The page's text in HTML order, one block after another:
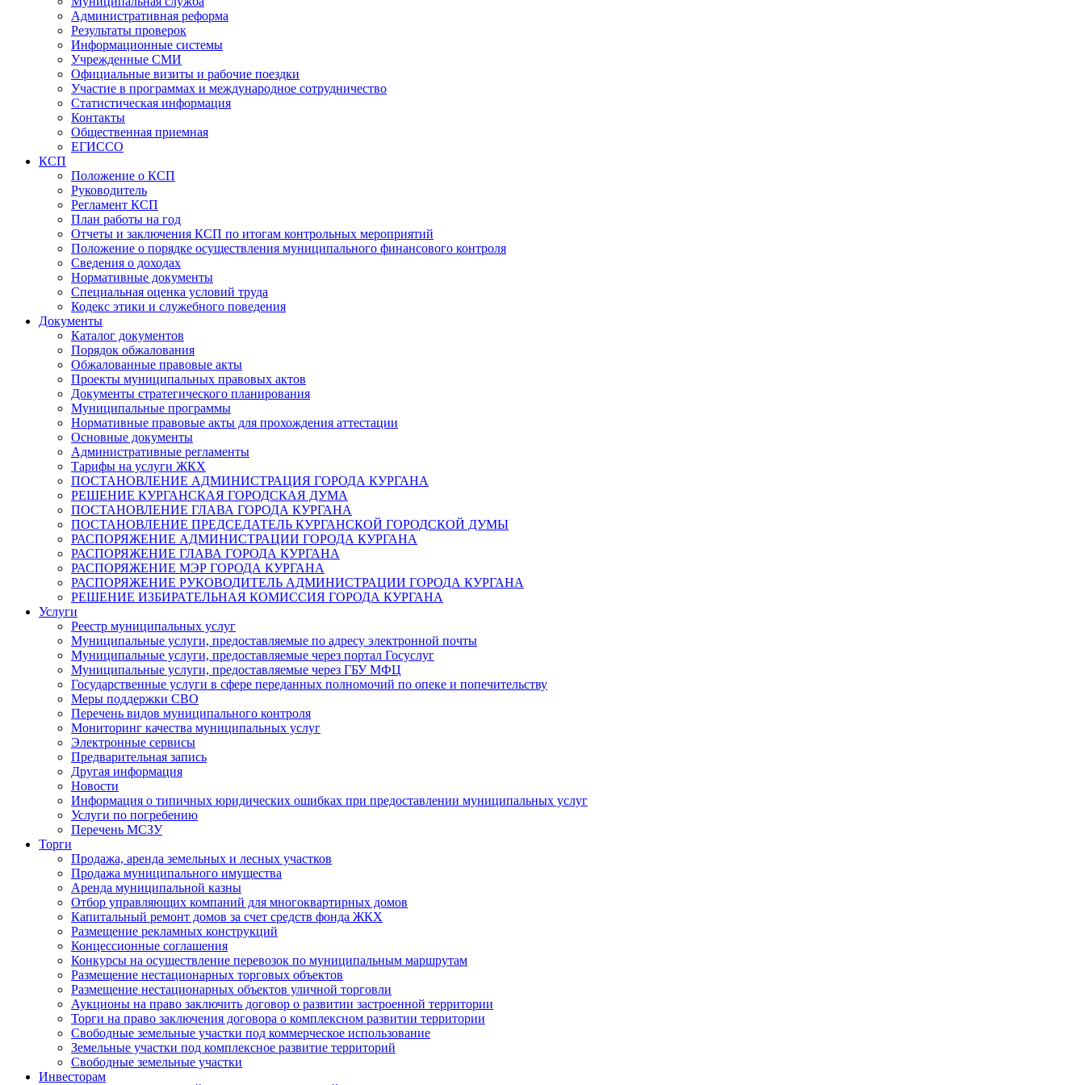
Административная реформа
Результаты проверок
Информационные системы
Учрежденные СМИ
Официальные визиты и рабочие поездки
Участие в программах и международное сотрудничество
Статистическая информация
Контакты
Общественная приемная
ЕГИССО
КСП
Положение о КСП
Руководитель
Регламент КСП
План работы на год
Отчеты и заключения КСП по итогам контрольных мероприятий
Положение о порядке осуществления муниципального финансового контроля
Сведения о доходах
Нормативные документы
Специальная оценка условий труда
Кодекс этики и служебного поведения
Документы
Каталог документов
Порядок обжалования
Обжалованные правовые акты
Проекты муниципальных правовых актов
Документы стратегического планирования
Муниципальные программы
Нормативные правовые акты для прохождения аттестации
Основные документы
Административные регламенты
Тарифы на услуги ЖКХ
ПОСТАНОВЛЕНИЕ АДМИНИСТРАЦИЯ ГОРОДА КУРГАНА
РЕШЕНИЕ КУРГАНСКАЯ ГОРОДСКАЯ ДУМА
ПОСТАНОВЛЕНИЕ ГЛАВА ГОРОДА КУРГАНА
ПОСТАНОВЛЕНИЕ ПРЕДСЕДАТЕЛЬ КУРГАНСКОЙ ГОРОДСКОЙ ДУМЫ
РАСПОРЯЖЕНИЕ АДМИНИСТРАЦИИ ГОРОДА КУРГАНА
РАСПОРЯЖЕНИЕ ГЛАВА ГОРОДА КУРГАНА
РАСПОРЯЖЕНИЕ МЭР ГОРОДА КУРГАНА
РАСПОРЯЖЕНИЕ РУКОВОДИТЕЛЬ АДМИНИСТРАЦИИ ГОРОДА КУРГАНА
РЕШЕНИЕ ИЗБИРАТЕЛЬНАЯ КОМИССИЯ ГОРОДА КУРГАНА
Услуги
Реестр муниципальных услуг
Муниципальные услуги, предоставляемые по адресу электронной почты
Муниципальные услуги, предоставляемые через портал Госуслуг
Муниципальные услуги, предоставляемые через ГБУ МФЦ
Государственные услуги в сфере переданных полномочий по опеке и попечительству
Меры поддержки СВО
Перечень видов муниципального контроля
Мониторинг качества муниципальных услуг
Электронные сервисы
Предварительная запись
Другая информация
Новости
Информация о типичных юридических ошибках при предоставлении муниципальных услуг
Услуги по погребению
Перечень МСЗУ
Торги
Продажа, аренда земельных и лесных участков
Продажа муниципального имущества
Аренда муниципальной казны
Отбор управляющих компаний для многоквартирных домов
Капитальный ремонт домов за счет средств фонда ЖКХ
Размещение рекламных конструкций
Концессионные соглашения
Конкурсы на осуществление перевозок по муниципальным маршрутам
Размещение нестационарных торговых объектов
Размещение нестационарных объектов уличной торговли
Аукционы на право заключить договор о развитии застроенной территории
Торги на право заключения договора о комплексном развитии территории
Свободные земельные участки под коммерческое использование
Земельные участки под комплексное развитие территорий
Свободные земельные участки
Инвесторам